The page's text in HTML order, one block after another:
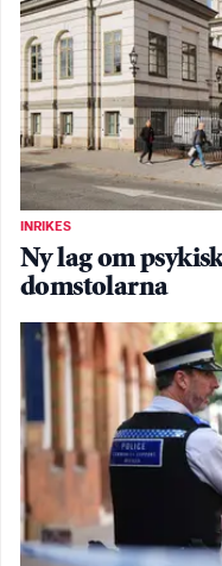
INRIKES
Ny lag om
domstolarna